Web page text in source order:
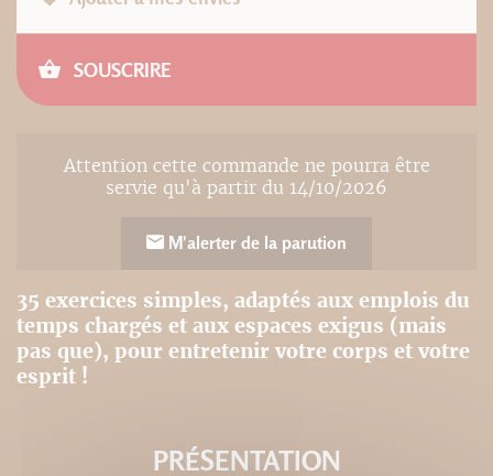
SOUSCRIRE
Attention cette commande ne pourra être
servie qu'à partir du 14/10/2026
M'alerter de la parution
35 exercices simples, adaptés aux emplois du
temps chargés et aux espaces exigus (mais
pas que), pour entretenir votre corps et votre
esprit !
PRÉSENTATION